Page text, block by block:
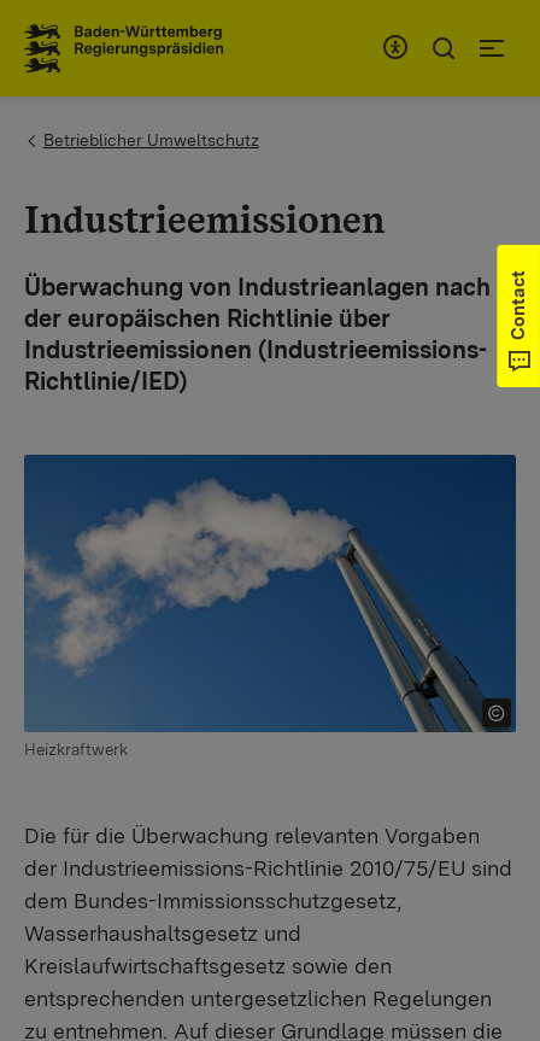
You are here:
Betrieblicher Umweltschutz
Industrieemissionen
Überwachung von Industrieanlagen nach
der europäischen Richtlinie über
Industrieemissionen (Industrieemissions-
Richtlinie/IED)
Heizkraftwerk
Contact
Die für die Überwachung relevanten Vorgaben
der Industrieemissions-Richtlinie 2010/75/EU sind
dem Bundes-Immissionsschutzgesetz,
Wasserhaushaltsgesetz und
Kreislaufwirtschaftsgesetz sowie den
entsprechenden untergesetzlichen Regelungen
zu entnehmen. Auf dieser Grundlage müssen die